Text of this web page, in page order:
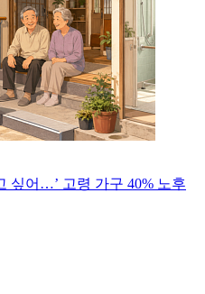
싶어…’ 고령 가구 40% 노후